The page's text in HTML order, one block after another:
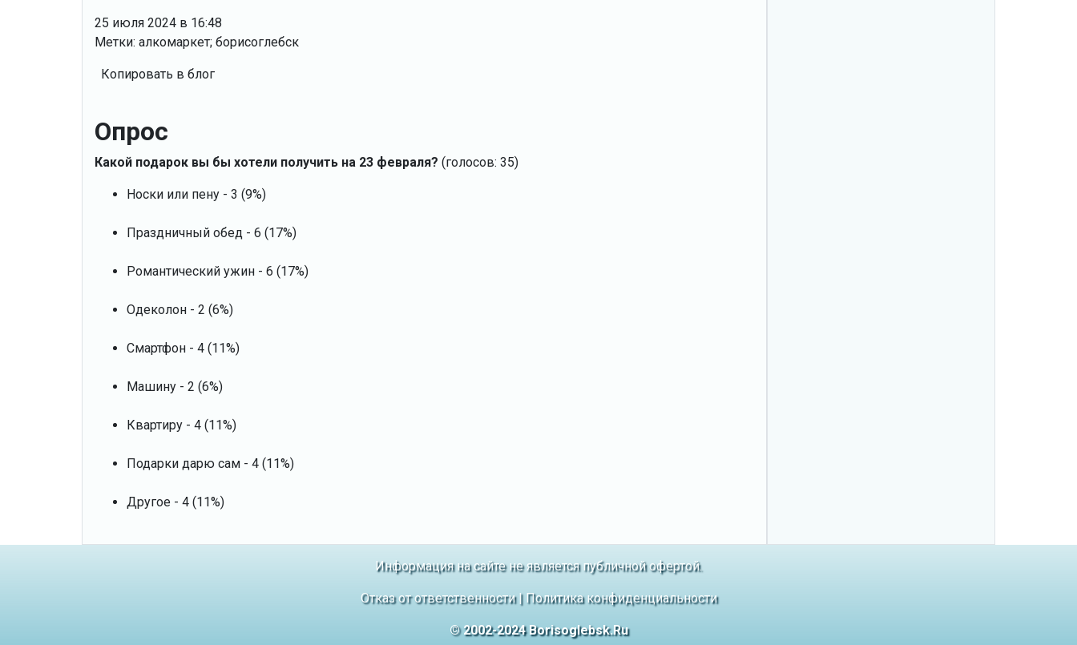
25 июля 2024 в 16:48
Метки: алкомаркет; борисоглебск
Копировать в блог
Опрос
Какой подарок вы бы хотели получить на 23 февраля? (голосов: 35)
Носки или пену - 3 (9%)
Праздничный обед - 6 (17%)
Романтический ужин - 6 (17%)
Одеколон - 2 (6%)
Смартфон - 4 (11%)
Машину - 2 (6%)
Квартиру - 4 (11%)
Подарки дарю сам - 4 (11%)
Другое - 4 (11%)
Информация на сайте не является публичной офертой.
Отказ от ответственности| Политика конфиденциальности
© 2002-2024 Borisoglebsk.Ru